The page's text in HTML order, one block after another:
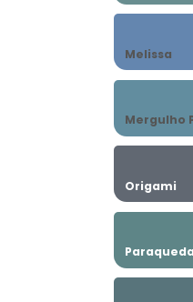
Melissa
Mergulho
Origami